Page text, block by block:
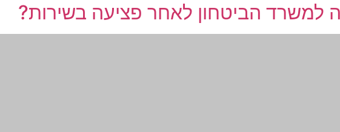
למשרד הביטחון לאחר פציעה בשירות?